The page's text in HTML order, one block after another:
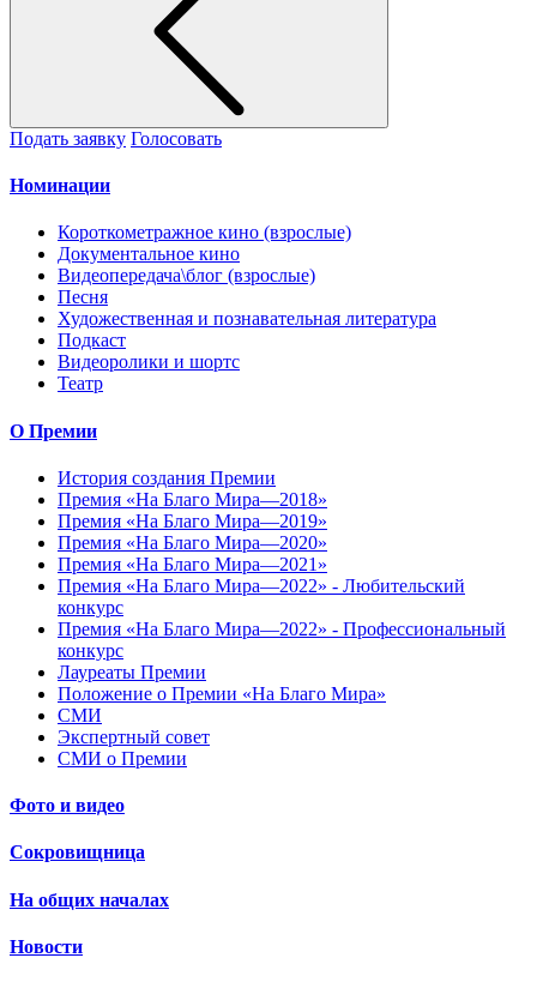
Подать заявку Голосовать
Номинации
Короткометражное кино (взрослые)
Документальное кино
Видеопередача\блог (взрослые)
Песня
Художественная и познавательная литература
Подкаст
Видеоролики и шортс
Театр
О Премии
История создания Премии
Премия «На Благо Мира—2018»
Премия «На Благо Мира—2019»
Премия «На Благо Мира—2020»
Премия «На Благо Мира—2021»
Премия «На Благо Мира—2022» - Любительский
конкурс
Премия «На Благо Мира—2022» - Профессиональный
конкурс
Лауреаты Премии
Положение о Премии «На Благо Мира»
СМИ
Экспертный совет
СМИ о Премии
Фото и видео
Сокровищница
На общих началах
Новости